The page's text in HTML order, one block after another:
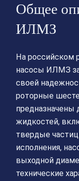
Общее
ИЛМЗ
На российском
насосы ИЛМЗ
своей
роторные
предназначены
жидкостей,
твердые
исполнения,
выходной
технические